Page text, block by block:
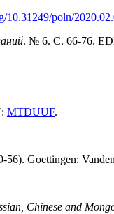
10.31249/poln/
. № 6. С. 66-76.
MTDUUF.
56). Goettingen:
Chinese and